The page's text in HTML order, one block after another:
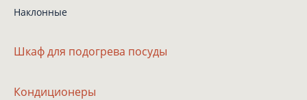
Наклонные
Шкафдля подогрева посуды
Кондиционеры